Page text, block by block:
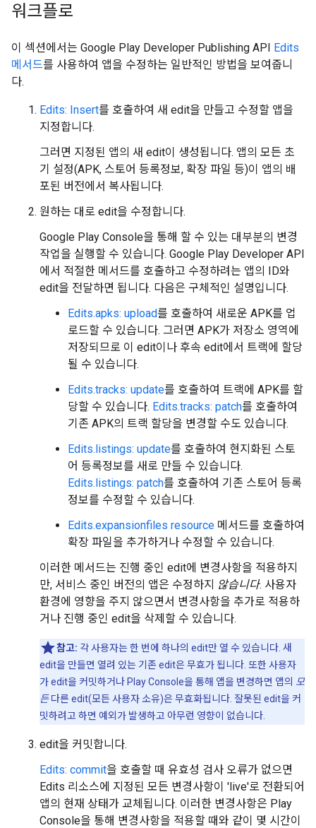
워크플로
이 섹션에서는 Google Play Developer Publishing API Edits
메서드를 사용하여 앱을 수정하는 일반적인 방법을 보여줍니
다.
Edits: Insert를 호출하여 새 edit을 만들고 수정할 앱을
지정합니다.
그러면 지정된 앱의 새 edit이 생성됩니다. 앱의 모든 초
기 설정(APK, 스토어 등록정보, 확장 파일 등)이 앱의 배
포된 버전에서 복사됩니다.
원하는 대로 edit을 수정합니다.
Google Play Console을 통해 할 수 있는 대부분의 변경
작업을 실행할 수 있습니다. Google Play Developer API
에서 적절한 메서드를 호출하고 수정하려는 앱의 ID와
edit을 전달하면 됩니다. 다음은 구체적인 설명입니다.
Edits.apks: upload를 호출하여 새로운 APK를 업
로드할 수 있습니다. 그러면 APK가 저장소 영역에
저장되므로 이 edit이나 후속 edit에서 트랙에 할당
될 수 있습니다.
Edits.tracks: update를 호출하여 트랙에 APK를 할
당할 수 있습니다. Edits.tracks: patch를 호출하여
기존 APK의 트랙 할당을 변경할 수도 있습니다.
Edits.listings: update를 호출하여 현지화된 스토
어 등록정보를 새로 만들 수 있습니다.
Edits.listings: patch를 호출하여 기존 스토어 등록
정보를 수정할 수 있습니다.
Edits.expansionfiles resource 메서드를 호출하여
확장 파일을 추가하거나 수정할 수 있습니다.
이러한 메서드는 진행 중인 edit에 변경사항을 적용하지
만, 서비스 중인 버전의 앱은 수정하지 않습니다. 사용자
환경에 영향을 주지 않으면서 변경사항을 추가로 적용하
거나 진행 중인 edit을 삭제할 수 있습니다.
참고: 각 사용자는 한 번에 하나의 edit만 열 수 있습니다. 새
edit을 만들면 열려 있는 기존 edit은 무효가 됩니다. 또한 사용자
가 edit을 커밋하거나 Play Console을 통해 앱을 변경하면 앱의 모
든다른 edit(모든 사용자 소유)은 무효화됩니다. 잘못된 edit을 커
밋하려고 하면 예외가 발생하고 아무런 영향이 없습니다.
edit을 커밋합니다.
Edits: commit을 호출할 때 유효성 검사 오류가 없으면
Edits 리소스에 지정된 모든 변경사항이 'live'로 전환되어
앱의 현재 상태가 교체됩니다. 이러한 변경사항은 Play
Console을 통해 변경사항을 적용할 때와 같이 몇 시간이